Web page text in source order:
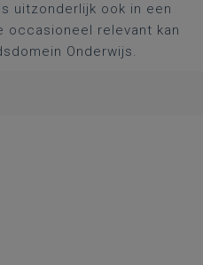
uitzonderlijk ook in een
occasioneel relevant kan
Onderwijs.